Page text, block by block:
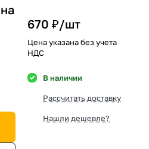
670 ₽/шт
Цена указана без учета
НДС
В наличии
Рассчитать доставку
Нашли дешевле?